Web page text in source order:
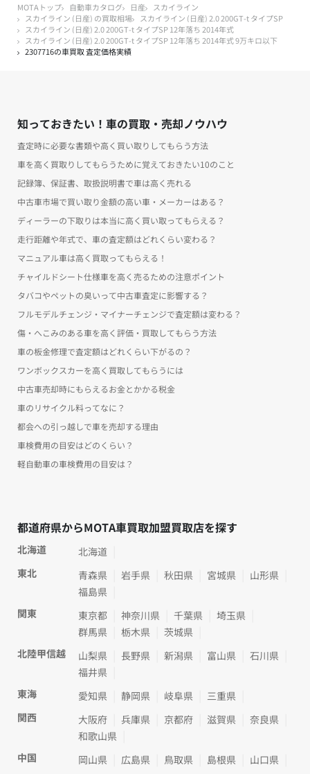
MOTAトップ
自動車カタログ 日産
スカイライン
スカイライン (日産) の買取相場
スカイライン (日産) 2.0 200GT-t タイプSP
スカイライン (日産) 2.0 200GT-t タイプSP 12年落ち 2014年式
スカイライン (日産) 2.0 200GT-t タイプSP 12年落ち 2014年式 9万キロ以下
2307716の車買取 査定価格実績
知っておきたい！車の買取・売却ノウハウ
査定時に必要な書類や高く買い取りしてもらう方法
車を高く買取りしてもらうために覚えておきたい10のこと
記録簿、保証書、取扱説明書で車は高く売れる
中古車市場で買い取り金額の高い車・メーカーはある？
ディーラーの下取りは本当に高く買い取ってもらえる？
走行距離や年式で、車の査定額はどれくらい変わる？
マニュアル車は高く買取ってもらえる！
チャイルドシート仕様車を高く売るための注意ポイント
タバコやペットの臭いって中古車査定に影響する？
フルモデルチェンジ・マイナーチェンジで査定額は変わる？
傷・へこみのある車を高く評価・買取してもらう方法
車の板金修理で査定額はどれくらい下がるの？
ワンボックスカーを高く買取してもらうには
中古車売却時にもらえるお金とかかる税金
車のリサイクル料ってなに？
都会への引っ越しで車を売却する理由
車検費用の目安はどのくらい？
軽自動車の車検費用の目安は？
都道府県からMOTA車買取加盟買取店を探す
北海道
北海道
東北
青森県 岩手県 秋田県 宮城県
山形県
福島県
関東
東京都 神奈川県 千葉県
埼玉県
群馬県
栃木県
茨城県
北陸甲信越
山梨県 長野県 新潟県 富山県
石川県
福井県
東海
愛知県 静岡県 岐阜県
三重県
関西
大阪府 兵庫県 京都府 滋賀県
奈良県
和歌山県
中国
岡山県 広島県 鳥取県 島根県 山口県